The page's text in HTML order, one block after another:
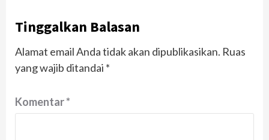
Tinggalkan Balasan
Alamat email Anda tidak akan dipublikasikan. Ruas
yang wajib ditandai *
Komentar*